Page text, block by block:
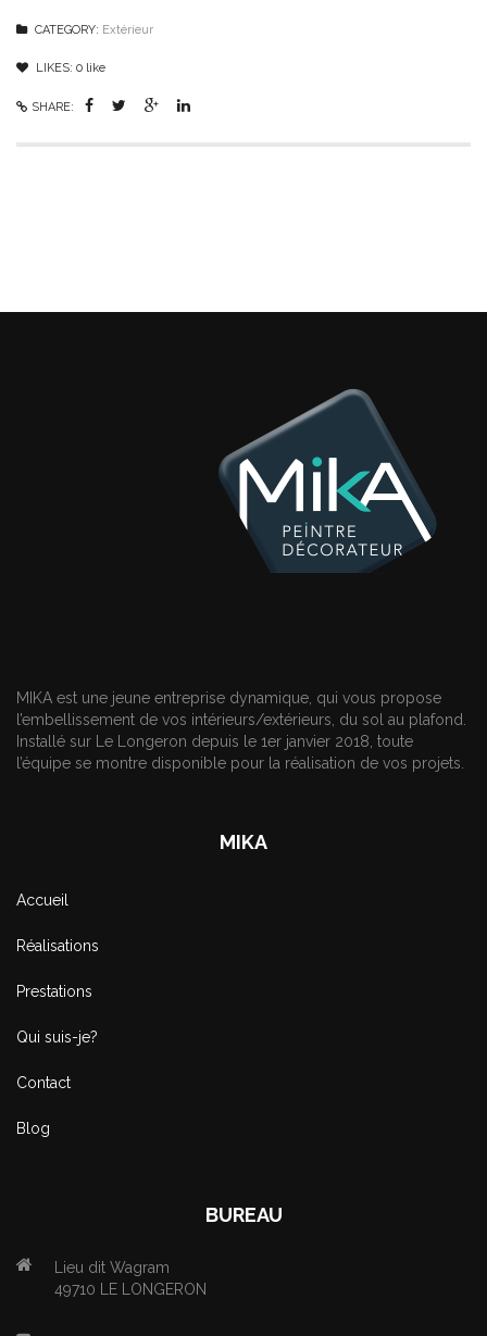
CATEGORY: Extérieur
LIKES: 0 like
SHARE:
MIKA est une jeune entreprise dynamique, qui vous propose
l’embellissement de vos intérieurs/extérieurs, du sol au plafond.
Installé sur Le Longeron depuis le 1er janvier 2018, toute
l’équipe se montre disponible pour la réalisation de vos projets.
MIKA
Accueil
Réalisations
Prestations
Qui suis-je?
Contact
Blog
BUREAU
Lieu dit Wagram
49710 LE LONGERON